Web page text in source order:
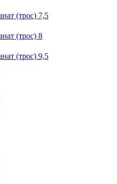
(трос) 7,5
(трос) 8
(трос) 9,5